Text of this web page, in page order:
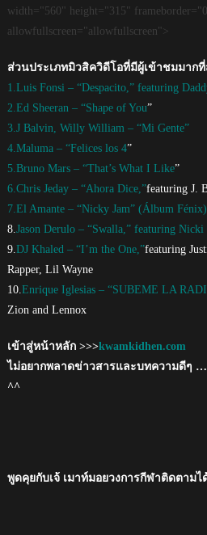
width="560" height="315"
allowfullscreen="allowfullscreen">
ส่วนประเภทมิวสิควิดีโอที่มีผู้เข้าชมมากที่
1.Luis Fonsi – “Despacito,” featuring
2.Ed Sheeran – “Shape of You”
3.J Balvin, Willy William – “Mi Gente”
4.Maluma – “Felices los 4”
5.Bruno Mars – “That’s What I Like”
6.Chris Jeday – “Ahora Dice,”featuring J.
7.El Amante – “Nicky Jam” (Álbum Fénix)
8.Jason Derulo – “Swalla,” featuring
9.DJ Khaled – “I’m the One,”featuring
Rapper, Lil Wayne
10.Enrique Iglesias – “SUBEME LA
Zion and Lennox
เข้าสู่หน้าหลัก >>>kwamkidhen.com
ไม่อยากพลาดข่าวสารและบทความดีๆ
^^
พูดคุยกับเจ้ เมาท์มอยวงการกีฬาติดตามไ